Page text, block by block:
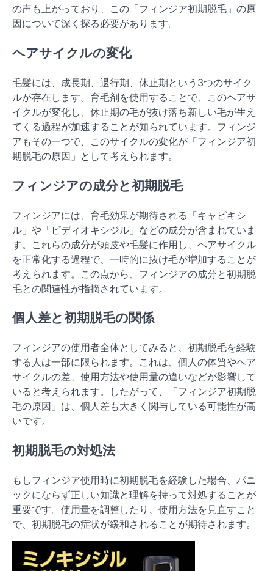
の声も上がっており、この「フィンジア初期脱毛」の原
因について深く探る必要があります。
ヘアサイクルの変化
毛髪には、成長期、退行期、休止期という3つのサイク
ルが存在します。育毛剤を使用することで、このヘアサ
イクルが変化し、休止期の毛が抜け落ち新しい毛が生え
てくる過程が加速することが知られています。フィンジ
アもその一つで、このサイクルの変化が「フィンジア初
期脱毛の原因」として考えられます。
フィンジアの成分と初期脱毛
フィンジアには、育毛効果が期待される「キャピキシ
ル」や「ピディオキシジル」などの成分が含まれていま
す。これらの成分が頭皮や毛髪に作用し、ヘアサイクル
を正常化する過程で、一時的に抜け毛が増加することが
考えられます。この点から、フィンジアの成分と初期脱
毛との関連性が指摘されています。
個人差と初期脱毛の関係
フィンジアの使用者全体としてみると、初期脱毛を経験
する人は一部に限られます。これは、個人の体質やヘア
サイクルの差、使用方法や使用量の違いなどが影響して
いると考えられます。したがって、「フィンジア初期脱
毛の原因」は、個人差も大きく関与している可能性が高
いです。
初期脱毛の対処法
もしフィンジア使用時に初期脱毛を経験した場合、パニ
ックにならず正しい知識と理解を持って対処することが
重要です。使用量を調整したり、使用方法を見直すこと
で、初期脱毛の症状が緩和されることが期待されます。